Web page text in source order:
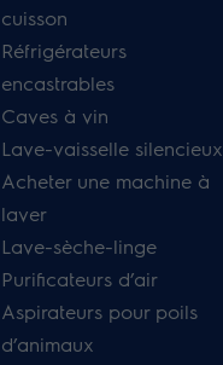
cuisson
Réfrigérateurs
encastrables
Caves à vin
Lave-vaisselle silencieux
Acheter une machine à
laver
Lave-sèche-linge
Purificateurs d’air
Aspirateurs pour poils
d’animaux